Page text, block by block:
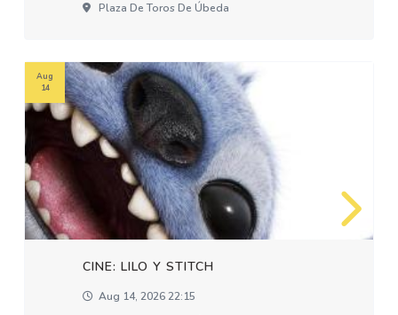
Plaza De Toros De Úbeda
CINE: LILO Y STITCH
Aug 14, 2026 22:15
Aug
14